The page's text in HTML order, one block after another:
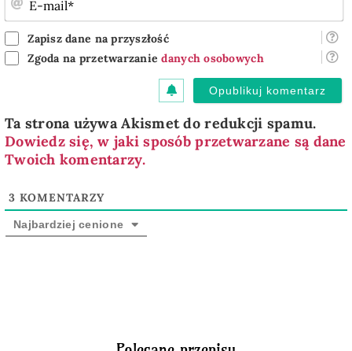
Zapisz dane na przyszłość
Zgoda na przetwarzaniedanych osobowych
Ta strona używa Akismet do redukcji spamu.
Dowiedz się, w jaki sposób przetwarzane są dane
Twoich komentarzy.
3 KOMENTARZY
Najbardziej cenione